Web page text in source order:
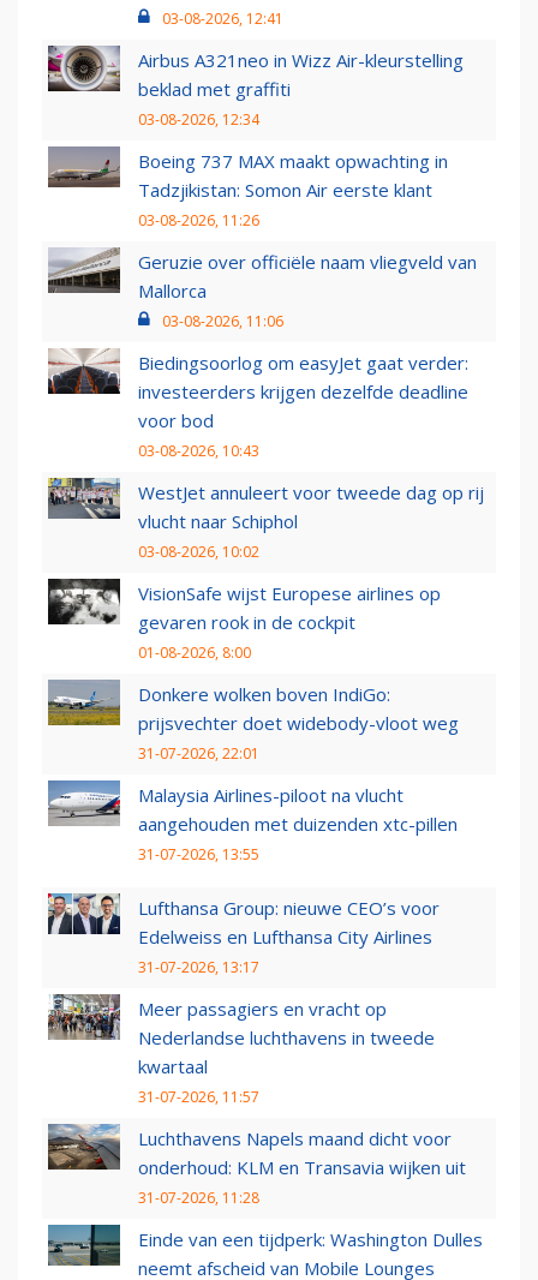
03-08-2026, 12:41
Airbus A321neo in Wizz Air-kleurstelling
beklad met graffiti
03-08-2026, 12:34
Boeing 737 MAX maakt opwachting in
Tadzjikistan: Somon Air eerste klant
03-08-2026, 11:26
Geruzie over officiële naam vliegveld van
Mallorca
03-08-2026, 11:06
Biedingsoorlog om easyJet gaat verder:
investeerders krijgen dezelfde deadline
voor bod
03-08-2026, 10:43
WestJet annuleert voor tweede dag op rij
vlucht naar Schiphol
03-08-2026, 10:02
VisionSafe wijst Europese airlines op
gevaren rook in de cockpit
01-08-2026, 8:00
Donkere wolken boven IndiGo:
prijsvechter doet widebody-vloot weg
31-07-2026, 22:01
Malaysia Airlines-piloot na vlucht
aangehouden met duizenden xtc-pillen
31-07-2026, 13:55
Lufthansa Group: nieuwe CEO’s voor
Edelweiss en Lufthansa City Airlines
31-07-2026, 13:17
Meer passagiers en vracht op
Nederlandse luchthavens in tweede
kwartaal
31-07-2026, 11:57
Luchthavens Napels maand dicht voor
onderhoud: KLM en Transavia wijken uit
31-07-2026, 11:28
Einde van een tijdperk: Washington Dulles
neemt afscheid van Mobile Lounges